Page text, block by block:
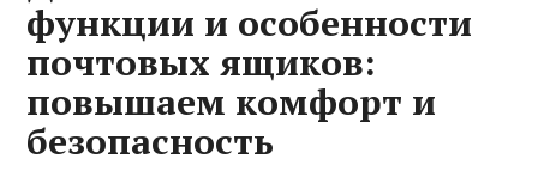
функции и особенности
почтовых ящиков:
повышаем комфорт и
безопасность